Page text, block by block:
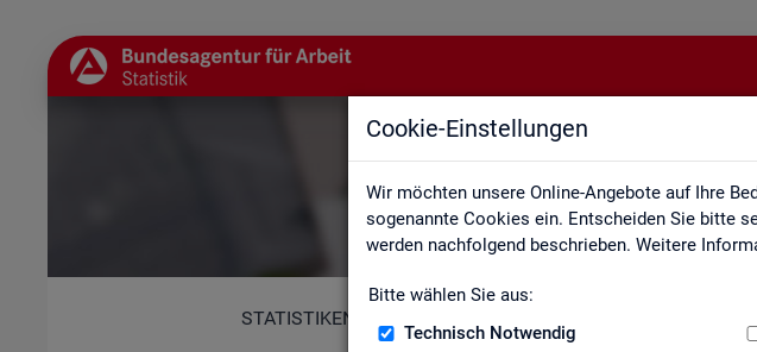
Cookie-Einstellungen
Wir möchten unsere Online-Angebote auf Ihre
sogenannte Cookies ein. Entscheiden Sie bitte
werden nachfolgend beschrieben. Weitere
Bitte wählen Sie aus:
Technisch Notwendig
STATISTIKEN